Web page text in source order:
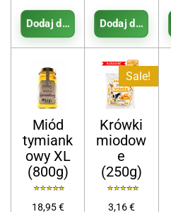
Dodaj do koszykaDodaj do
Miód
tymiank
owy XL
(800g)
18,95 €
Sale!
Krówki
miodow
e
(250g)
3,16 €